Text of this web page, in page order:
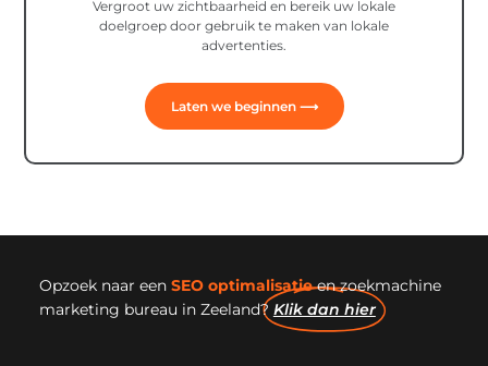
Vergroot uw zichtbaarheid en bereik uw lokale
doelgroep door gebruik te maken van lokale
advertenties.
Laten we beginnen ⟶
Opzoek naar een SEO optimalisatieen zoekmachine
marketing bureau in Zeeland? Klik dan hier